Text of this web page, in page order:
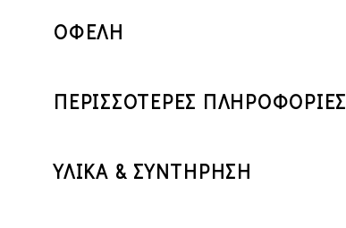
ΟΦΕΛΗ
ΠΕΡΙΣΣΟΤΕΡΕΣ ΠΛΗΡΟΦΟΡΙΕΣ
ΥΛΙΚΑ & ΣΥΝΤΗΡΗΣΗ